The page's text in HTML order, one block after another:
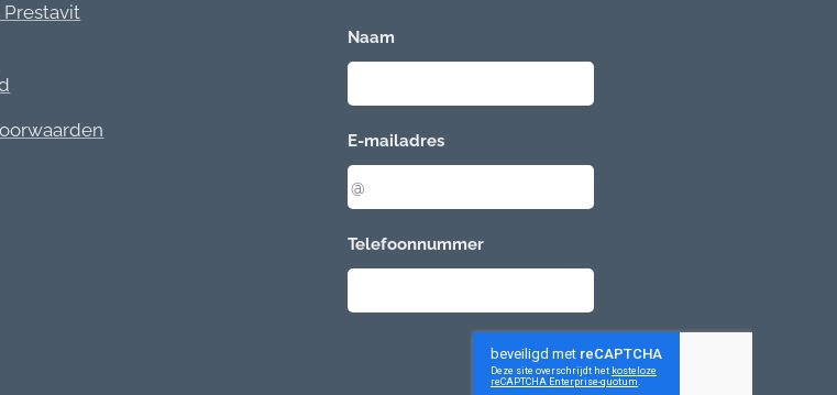
Naam
E-mailadres
Telefoonnummer